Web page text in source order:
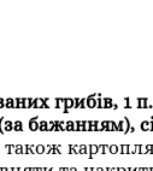
грибів,
бажанням),
також